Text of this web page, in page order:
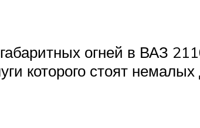
огней в ВАЗ
которого стоят немалых